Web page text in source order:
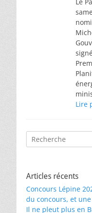
Lire
Rechercher :
Articles récents
Concours Lépine
du concours, et
Il ne pleut plus en